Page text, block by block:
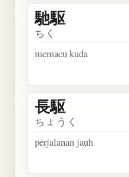
馳駆
ちく
memacu kuda
長駆
ちょうく
perjalanan jauh